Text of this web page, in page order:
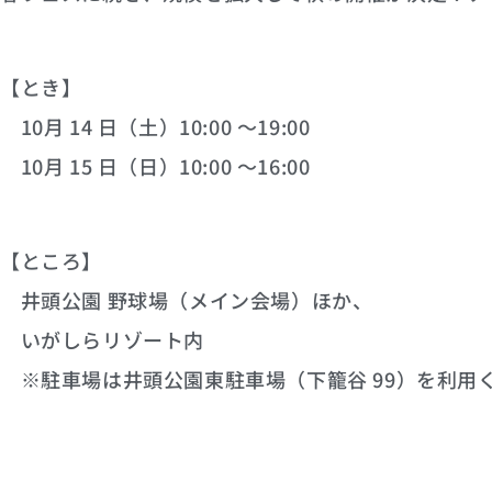
【とき】
10月 14 日（土）10:00 ～19:00
10月 15 日（日）10:00 ～16:00
【ところ】
井頭公園 野球場（メイン会場）ほか、
いがしらリゾート内
※駐車場は井頭公園東駐車場（下籠谷 99）を利用